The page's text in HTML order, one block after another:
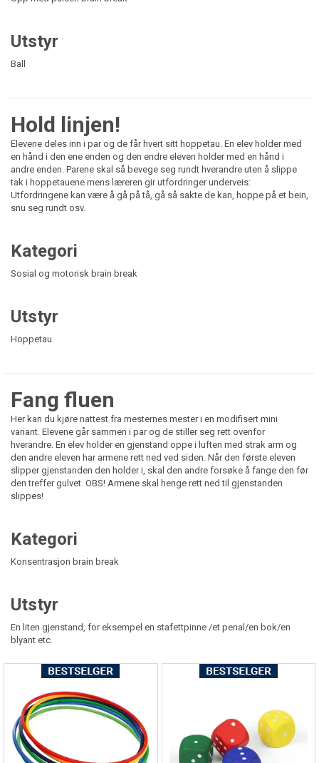
Utstyr
Ball
Hold linjen!
Elevene deles inn i par og de får hvert sitt hoppetau. En elev holder med
en hånd i den ene enden og den endre eleven holder med en hånd i
andre enden. Parene skal så bevege seg rundt hverandre uten å slippe
tak i hoppetauene mens læreren gir utfordringer underveis:
Utfordringene kan være å gå på tå, gå så sakte de kan, hoppe på et bein,
snu seg rundt osv.
Kategori
Sosial og motorisk brain break
Utstyr
Hoppetau
Fang fluen
Her kan du kjøre nattest fra mesternes mester i en modifisert mini
variant. Elevene går sammen i par og de stiller seg rett ovenfor
hverandre. En elev holder en gjenstand oppe i luften med strak arm og
den andre eleven har armene rett ned ved siden. Når den første eleven
slipper gjenstanden den holder i, skal den andre forsøke å fange den før
den treffer gulvet. OBS! Armene skal henge rett ned til gjenstanden
slippes!
Kategori
Konsentrasjon brain break
Utstyr
En liten gjenstand, for eksempel en stafettpinne /et penal/en bok/en
blyant etc.